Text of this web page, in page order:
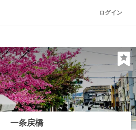
ログイン
一条戻橋